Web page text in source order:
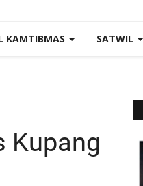
KAMTIBMAS SATWIL
Kupang